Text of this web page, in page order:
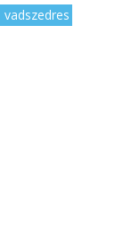
vadszedres